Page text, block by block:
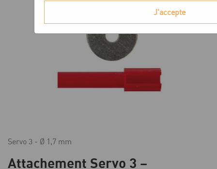
Servo 3 - Ø 1,7 mm
Attachement Servo 3 –
J'accepte